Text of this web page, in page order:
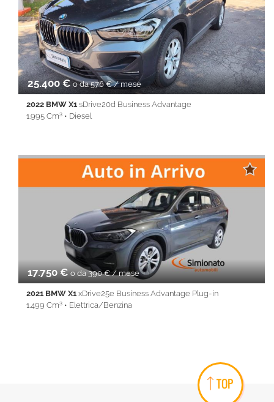
Cruise Control • ESP • Filtro antiparticolato • Full LED •
Immobilizzatore elettronico • Isofix • Keyless • Lane Assist • PDC
• Sedile posteriore sdoppiato • Servosterzo • Navigatore
satellitare • Specchietti laterali elettrici • Start&Stop • Touch
screen • USB • Vivavoce • Volante multifunzione
25.400 € o da 576 € / mese
2022 BMW X1 sDrive20d Business Advantage
1.995 Cm³ • Diesel
Airbag testa • Autoradio • Autoradio digitale • Bluetooth •
Bracciolo • Cerchi in lega • Chiusura centralizzata •
Climatizzatore • Controllo trazione • Cruise Control • ESP • Fari
LED • Fendinebbia • Frenata d'emergenza assistita •
Immobilizzatore elettronico • Sensore di luce • Sensore di
pioggia • Sensori di parcheggio posteriori • Sensori di
parcheggio posteriori • Servosterzo • Navigatore satellitare •
Specchietti laterali elettrici • Telecamera per parcheggio
17.750 €o da 390 € / mese
2021 BMW X1 xDrive25e Business Advantage Plug-in
1.499 Cm³ • Elettrica/Benzina
Cerchi in lega • Chiusura centralizzata • Climatizzatore •
Controllo trazione • Cruise Control • ESP • Fendinebbia • Filtro
antiparticolato • Full LED • Immobilizzatore elettronico • Isofix •
Keyless • Park Distance Control • PDC • REAR ASSIST • Sedile
TOP